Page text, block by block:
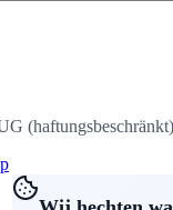
(haftungsbeschränkt)